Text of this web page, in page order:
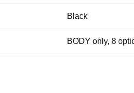
Black
BODY only, 8